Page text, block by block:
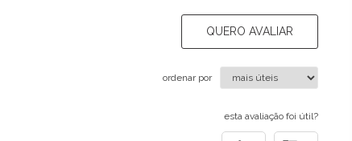
QUERO AVALIAR
ordenar por
esta avaliação foi útil?